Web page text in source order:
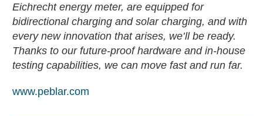
Eichrecht energy meter, are equipped for
bidirectional charging and solar charging, and with
every new innovation that arises, we’ll be ready.
Thanks to our future-proof hardware and in-house
testing capabilities, we can move fast and run far.
www.peblar.com